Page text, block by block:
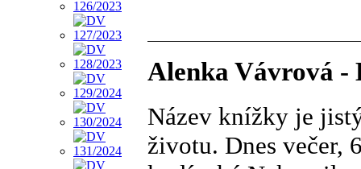
Alenka Vávrová -
Název knížky je
životu. Dnes večer,